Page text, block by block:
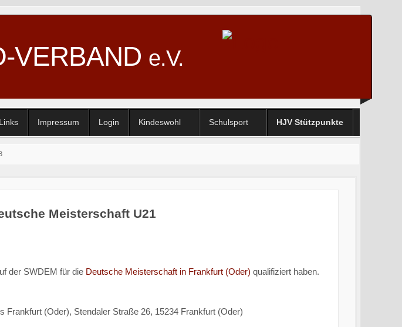
VERBAND e.V.
Links Impressum Login Kindeswohl Schulsport HJV Stützpunkte
Meisterschaft U21
der SWDEM für die Deutsche Meisterschaft in Frankfurt (Oder) qualifiziert haben.
Frankfurt (Oder), Stendaler Straße 26, 15234 Frankfurt (Oder)